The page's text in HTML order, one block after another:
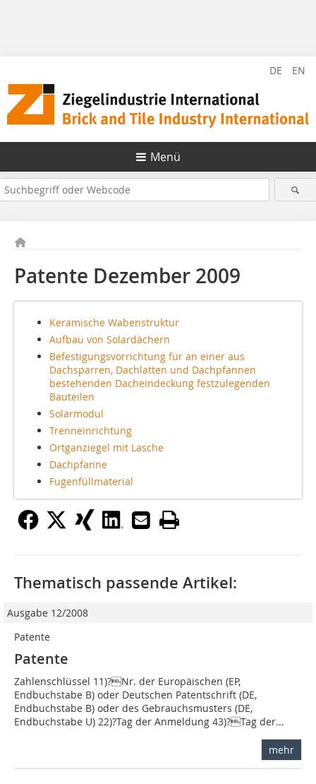
DE EN
Menü
Patente Dezember 2009
Keramische Wabenstruktur
Aufbau von Solardächern
Befestigungsvorrichtung für an einer aus
Dachsparren, Dachlatten und Dachpfannen
bestehenden Dacheindeckung festzulegenden
Bauteilen
Solarmodul
Trenneinrichtung
Ortganziegel mit Lasche
Dachpfanne
Fugenfüllmaterial
Thematisch passende Artikel:
Ausgabe 12/2008
Patente
Patente
Zahlenschlüssel 11)?Nr. der Europäischen (EP,
Endbuchstabe B) oder Deutschen Patentschrift (DE,
Endbuchstabe B) oder des Gebrauchsmusters (DE,
Endbuchstabe U) 22)?Tag der Anmeldung 43)?Tag der...
mehr